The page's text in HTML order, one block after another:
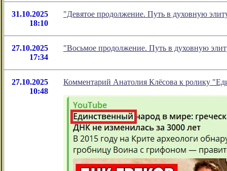
31.10.2025
18:10
"Девятое продолжение. Путь в духовную
27.10.2025
17:34
"Восьмое продолжение. Путь в духовную
27.10.2025
10:48
Комментарий Анатолия Клёсова к ролику